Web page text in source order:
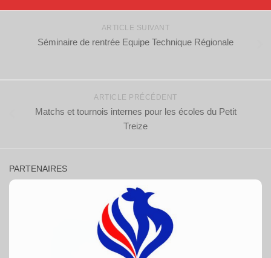
ARTICLE SUIVANT
Séminaire de rentrée Equipe Technique Régionale
ARTICLE PRÉCÉDENT
Matchs et tournois internes pour les écoles du Petit
Treize
PARTENAIRES